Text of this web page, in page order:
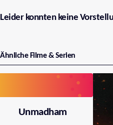
Leider konnten keine
Ähnliche Filme & Serien
Unmadham